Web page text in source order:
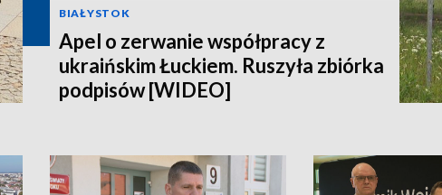
BIAŁYSTOK
Apel o zerwanie współpracy z
ukraińskim Łuckiem. Ruszyła zbiórka
podpisów [WIDEO]